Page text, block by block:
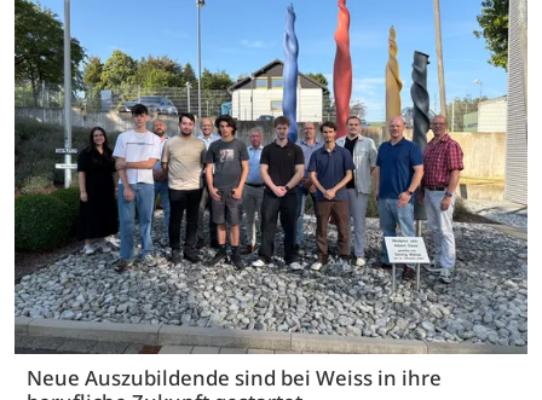
Neue Auszubildende sind bei Weiss in ihre